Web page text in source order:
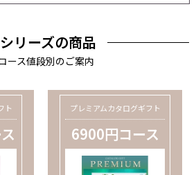
リーズの商品
ース値段別のご案内
ト プレミアムカタログギフト
6900円コース